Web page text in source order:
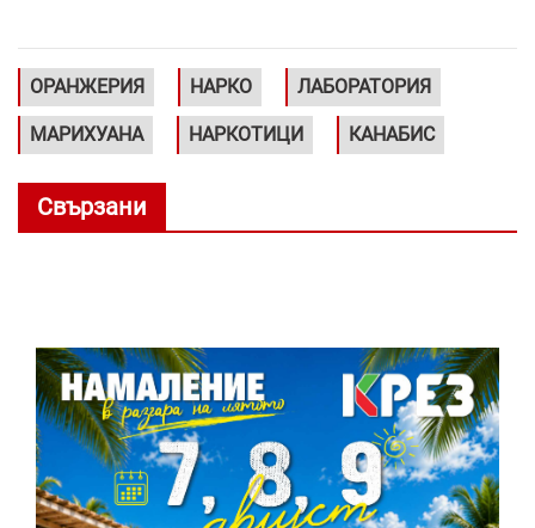
ОРАНЖЕРИЯ НАРКО ЛАБОРАТОРИЯ
МАРИХУАНА НАРКОТИЦИ КАНАБИС
Свързани